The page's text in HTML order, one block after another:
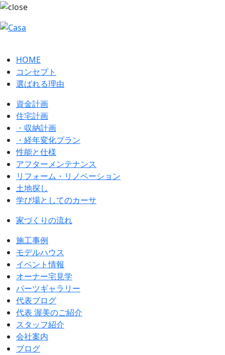
HOME
コンセプト
選ばれる理由
資金計画
住宅計画
・収納計画
・経年変化プラン
性能と仕様
アフターメンテナンス
リフォーム・リノベーション
土地探し
学び場としてのカーサ
家づくりの流れ
施工事例
モデルハウス
イベント情報
オーナー宅見学
パーツギャラリー
代表ブログ
代表 渥美のご紹介
スタッフ紹介
会社案内
ブログ